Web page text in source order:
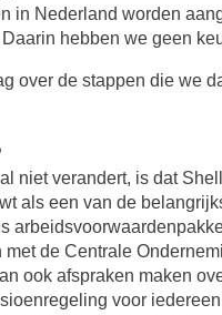
in Nederland worden
hebben we geen
over de stappen die we
niet verandert, is dat
als een van de
met de Centrale
ook afspraken maken
voor